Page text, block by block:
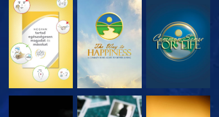
MŰSORNÉZÉS MŰSORNÉZÉS MŰSORNÉZÉS